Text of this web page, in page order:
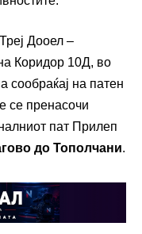
Дооел –
Коридор 10Д, во
сообраќај на патен
се пренасочи
пат Прилеп
до Тополчани.